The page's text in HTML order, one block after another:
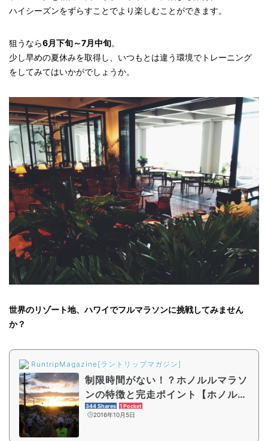
ハイシーズンをずらすことでより楽しむことができます。
狙うなら6月下旬～7月中旬。
少し早めの夏休みを取得し、いつもとは違う環境でトレーニング
をしてみてはいかがでしょうか。
世界のリゾート地、ハワイでフルマラソンに挑戦してみません
か？
RuntripMagazine[ラントリップマガジン]
制限時間がない！？ホノルルマラソ
ンの特徴と完走ポイント【ホノルル
マラソン攻略への道】
344 Shares 1 Pocket
2016年10月5日